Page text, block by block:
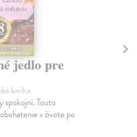
jedlo pre
kniha
spokojní. Touto
v živote po